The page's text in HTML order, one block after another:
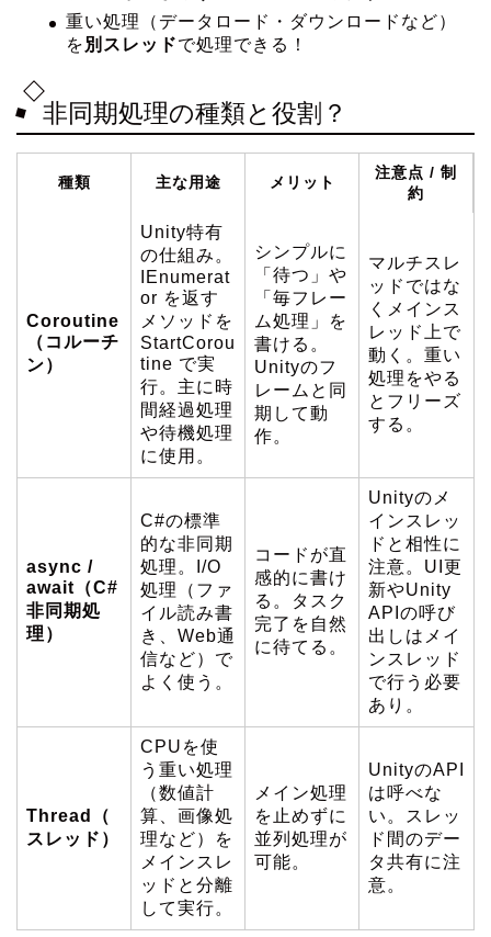
重い処理（データロード・ダウンロードなど）
を 別スレッドで処理できる！
非同期処理の種類と役割？
種類 主な用途 メリット
注意点 / 制
約
Coroutine
（コルーチ
ン）
Unity特有
の仕組み。
IEnumerat
or を返す
メソッドを
StartCorou
tine で実
行。主に時
間経過処理
や待機処理
に使用。
シンプルに
「待つ」や
「毎フレー
ム処理」を
書ける。
Unityのフ
レームと同
期して動
作。
マルチスレ
ッドではな
くメインス
レッド上で
動く。重い
処理をやる
とフリーズ
する。
async /
await（C#
非同期処
理）
C#の標準
的な非同期
処理。I/O
処理（ファ
イル読み書
き、Web通
信など）で
よく使う。
コードが直
感的に書け
る。タスク
完了を自然
に待てる。
Unityのメ
インスレッ
ドと相性に
注意。UI更
新やUnity
APIの呼び
出しはメイ
ンスレッド
で行う必要
あり。
Thread（
スレッド）
CPUを使
う重い処理
（数値計
算、画像処
理など）を
メインスレ
ッドと分離
して実行。
メイン処理
を止めずに
並列処理が
可能。
UnityのAPI
は呼べな
い。スレッ
ド間のデー
タ共有に注
意。